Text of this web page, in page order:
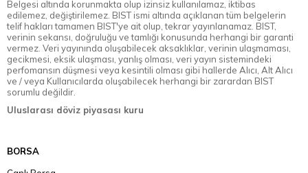
Belgesi altında korunmakta olup izinsiz kullanılamaz, iktibas
edilemez, değiştirilemez. BIST ismi altında açıklanan tüm belgelerin
telif hakları tamamen BIST'ye ait olup, tekrar yayınlanamaz. BIST,
verinin sekansı, doğruluğu ve tamlığı konusunda herhangi bir garanti
vermez. Veri yayınında oluşabilecek aksaklıklar, verinin ulaşmaması,
gecikmesi, eksik ulaşması, yanlış olması, veri yayın sistemindeki
perfomansın düşmesi veya kesintili olması gibi hallerde Alıcı, Alt Alıcı
ve / veya Kullanıcılarda oluşabilecek herhangi bir zarardan BIST
sorumlu değildir.
Uluslarası döviz piyasası kuru
BORSA